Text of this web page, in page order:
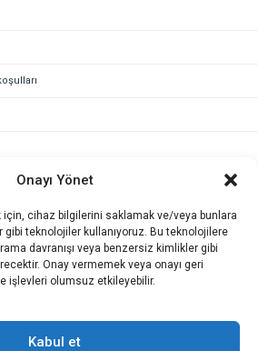
Onayı Yönet
için, cihaz bilgilerini saklamak ve/veya bunlara
gibi teknolojiler kullanıyoruz. Bu teknolojilere
davranışı veya benzersiz kimlikler gibi
Onay vermemek veya onayı geri
işlevleri olumsuz etkileyebilir.
Kabul et